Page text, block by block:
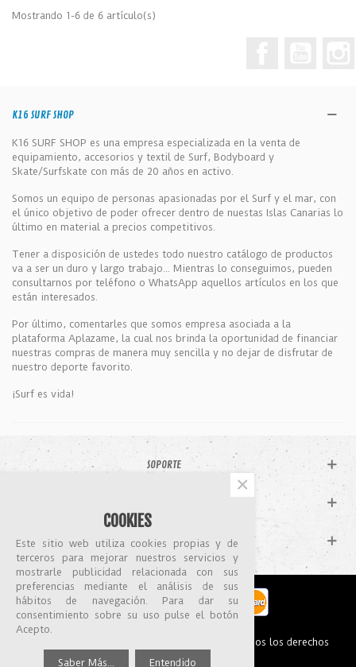
Mostrando 1-6 de 6 artículo(s)
K16 SURF SHOP
K16 SURF SHOP es una empresa especializada en la venta de
equipamiento, accesorios y textil de Surf, Bodyboard y
Skate/Surfskate con más de 20 años en activo.
Somos un equipo de personas apasionadas por el Surf y el mar, con
el único objetivo de poder ofrecer dentro de nuestas Islas Canarias lo
último en material a precios competitivos.
Tener a disposición de ustedes todo nuestro catálogo de productos
va a ser un duro y largo trabajo... Mientras lo conseguimos, pueden
consultarnos por teléfono o WhatsApp aquellos artículos en los que
están interesados.
Por último, comentarles que somos empresa asociada a la
plataforma Aplazame, la cual nos brinda la oportunidad de financiar
nuestras compras de manera muy sencilla y no dejar de disfrutar de
nuestro deporte favorito.
¡Surf es vida!
SOPORTE
MI CUENTA
© 2026 K16 SURFSHOP & SURFSCHOOL™ · Todos los derechos
reservados
COOKIES
Este sitio web utiliza cookies propias y de
terceros para mejorar nuestros servicios y
mostrarle publicidad relacionada con sus
preferencias mediante el análisis de sus
hábitos de navegación. Para dar su
consentimiento sobre su uso pulse el botón
Acepto.
Saber Más... Entendido
×